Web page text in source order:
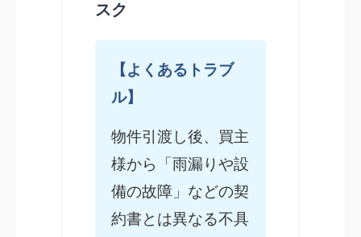
スク
【よくあるトラブ
ル】
物件引渡し後、買主
様から「雨漏りや設
備の故障」などの契
約書とは異なる不具